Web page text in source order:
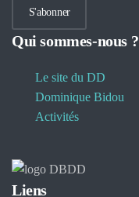
S'abonner
Qui sommes-nous ?
Le site du DD
Dominique Bidou
Activités
Liens